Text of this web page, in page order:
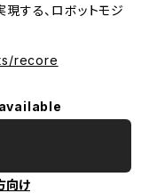
する、ロボットモジ
recore
向け